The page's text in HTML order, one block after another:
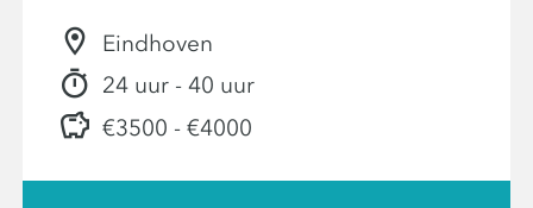
Eindhoven
24 uur - 40 uur
€3500 - €4000